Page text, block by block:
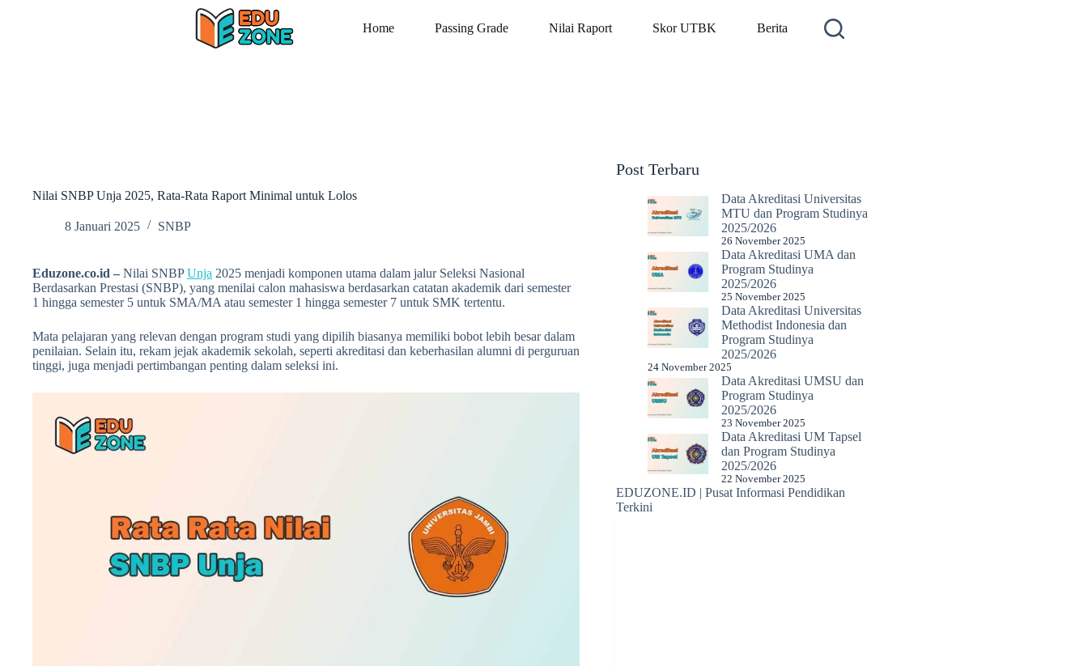
Home Passing Grade Nilai Raport Skor UTBK Berita
Nilai SNBP Unja 2025, Rata-Rata Raport Minimal untuk Lolos
8 Januari 2025 SNBP
Eduzone.co.id – Nilai SNBPUnja 2025 menjadi komponen utama dalam jalur Seleksi Nasional
Berdasarkan Prestasi (SNBP), yang menilai calon mahasiswa berdasarkan catatan akademik dari semester
1 hingga semester 5 untuk SMA/MA atau semester 1 hingga semester 7 untuk SMK tertentu.
Mata pelajaran yang relevan dengan program studi yang dipilih biasanya memiliki bobot lebih besar dalam
penilaian. Selain itu, rekam jejak akademik sekolah, seperti akreditasi dan keberhasilan alumni di perguruan
tinggi, juga menjadi pertimbangan penting dalam seleksi ini.
Post Terbaru
Data Akreditasi Universitas
MTU dan Program Studinya
2025/2026
26 November 2025
Data Akreditasi UMA dan
Program Studinya
2025/2026
25 November 2025
Data Akreditasi Universitas
Methodist Indonesia dan
Program Studinya
2025/2026
24 November 2025
Data Akreditasi UMSU dan
Program Studinya
2025/2026
23 November 2025
Data Akreditasi UM Tapsel
dan Program Studinya
2025/2026
22 November 2025
EDUZONE.ID | Pusat Informasi Pendidikan
Terkini